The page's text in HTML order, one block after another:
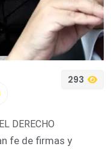
293
DERECHO
fe de firmas y